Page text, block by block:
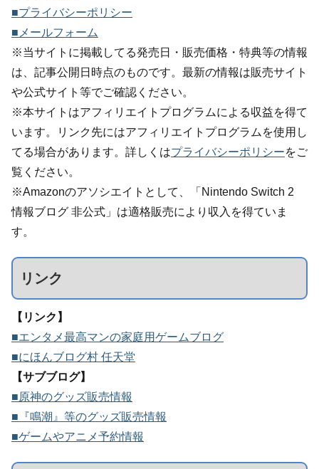
■プライバシーポリシー
■メールフォーム
※当サイトに掲載してる発売日・販売価格・特典等の情報
は、記事公開日時点のものです。最新の情報は販売サイト
や公式サイト等でご確認ください。
※本サイトはアフィリエイトプログラムによる収益を得て
います。リンク先にはアフィリエイトプログラムを使用し
てる場合があります。詳しくはプライバシーポリシーをご
覧ください。
※Amazonのアソシエイトとして、「Nintendo Switch 2
情報ブログ 非公式」は適格販売により収入を得ていま
す。
リンク
【リンク】
■エンタメ最高マンの家庭用ゲームブログ
■にほんブログ村 任天堂
【サブブログ】
■原神のグッズ販売情報
■『鳴潮』等のグッズ販売情報
■ゲームやアニメ予約情報